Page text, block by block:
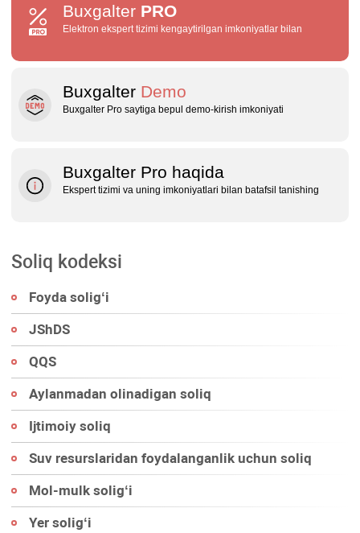
Buxgalter PRO
Elektron ekspert tizimi kengaytirilgan imkoniyatlar bilan
Buxgalter Demo
Buxgalter Pro saytiga bepul demo‑kirish imkoniyati
Buxgalter Pro haqida
Ekspert tizimi va uning imkoniyatlari bilan batafsil tanishing
Soliq kodeksi
Foyda soligʻi
JShDS
QQS
Aylanmadan olinadigan soliq
Ijtimoiy soliq
Suv resurslaridan foydalanganlik uchun soliq
Mol-mulk soligʻi
Yer soligʻi